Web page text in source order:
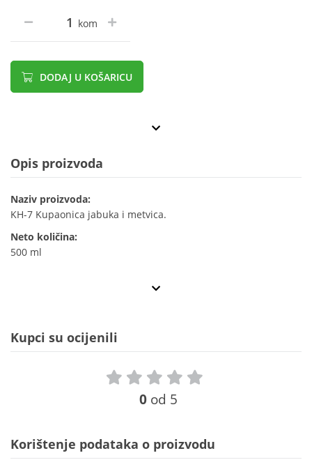
kom
DODAJ U KOŠARICU
Opis proizvoda
Naziv proizvoda:
KH-7 Kupaonica jabuka i metvica.
Neto količina:
500 ml
Kupci su ocijenili
0 od 5
Korištenje podataka o proizvodu